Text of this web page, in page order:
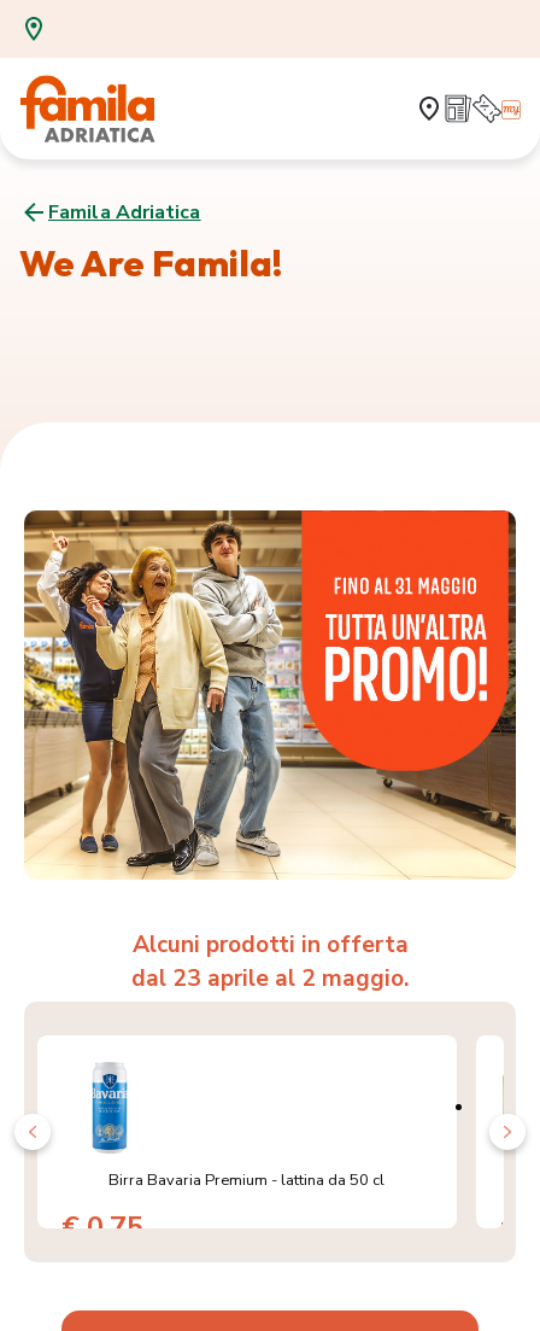
Famila Adriatica
We Are Famila!
Alcuni prodotti in offerta
dal 23 aprile al 2 maggio.
Birra Bavaria Premium - lattina da 50 cl
€ 0,75 €